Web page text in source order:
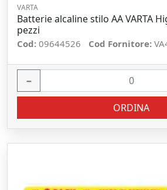
VARTA
Batterie alcaline stilo AA VARTA
pezzi
Cod: 09644526 Cod Fornitore:
−
ORDINA